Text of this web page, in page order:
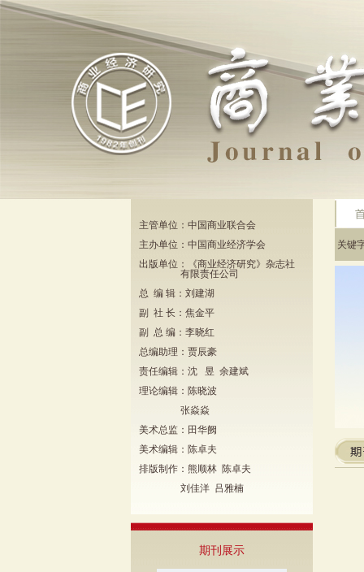
主管单位：中国商业联合会
主办单位：中国商业经济学会
出版单位：《商业经济研究》杂志社
有限责任公司
总 编 辑：刘建湖
副 社 长：焦金平
副 总 编：李晓红
总编助理：贾辰豪
责任编辑：沈 昱 余建斌
理论编辑：陈晓波
张焱焱
美术总监：田华阙
美术编辑：陈卓夫
排版制作：熊顺林 陈卓夫
刘佳洋 吕雅楠
期刊展示
关键